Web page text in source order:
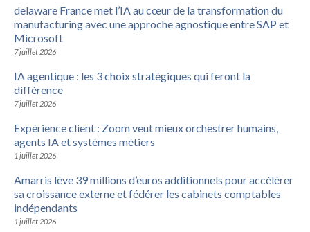
delaware France met l’IA au cœur de la transformation du
manufacturing avec une approche agnostique entre SAP et
Microsoft
7 juillet 2026
IA agentique : les 3 choix stratégiques qui feront la
différence
7 juillet 2026
Expérience client : Zoom veut mieux orchestrer humains,
agents IA et systèmes métiers
1 juillet 2026
Amarris lève 39 millions d’euros additionnels pour accélérer
sa croissance externe et fédérer les cabinets comptables
indépendants
1 juillet 2026